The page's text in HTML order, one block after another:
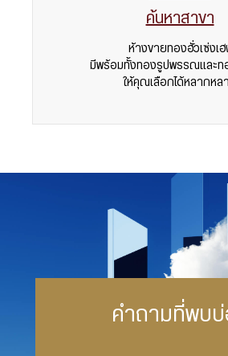
ค้นหาสาขา
ห้างขายทองฮั่วเซ่งเฮ
มีพร้อมทั้งทองรูปพรรณและท
ให้คุณเลือกได้หลากหล
คำถามที่พบบ่